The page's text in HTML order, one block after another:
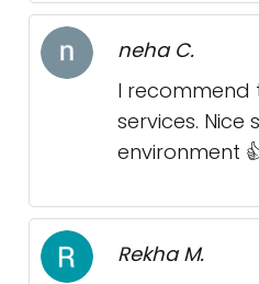
neha C.
I recommend
services.
environment
Rekha M.